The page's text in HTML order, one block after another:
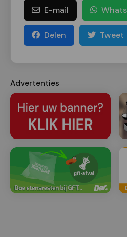
E-mail
Delen Tweet
Advertenties